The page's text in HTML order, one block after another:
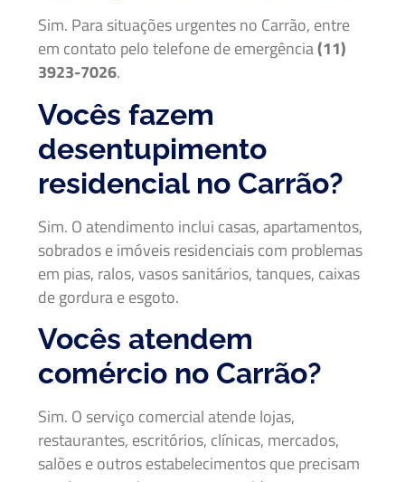
Sim. Para situações urgentes no Carrão, entre
em contato pelo telefone de emergência(11)
3923-7026.
Vocês fazem
desentupimento
residencial no Carrão?
Sim. O atendimento inclui casas, apartamentos,
sobrados e imóveis residenciais com problemas
em pias, ralos, vasos sanitários, tanques, caixas
de gordura e esgoto.
Vocês atendem
comércio no Carrão?
Sim. O serviço comercial atende lojas,
restaurantes, escritórios, clínicas, mercados,
salões e outros estabelecimentos que precisam